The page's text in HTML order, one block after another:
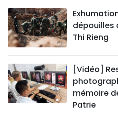
dépouilles
Thi Rieng
[Vidéo]
mémoire
Patrie